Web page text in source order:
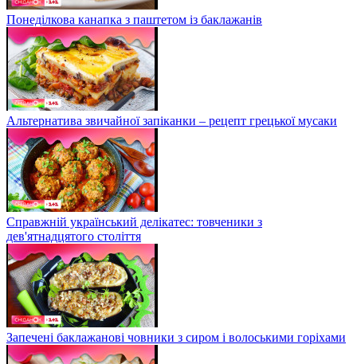
Понеділкова канапка з паштетом із баклажанів
Альтернатива звичайної запіканки – рецепт грецької мусаки
Справжній український делікатес: товченики з
дев'ятнадцятого століття
Запечені баклажанові човники з сиром і волоськими горіхами